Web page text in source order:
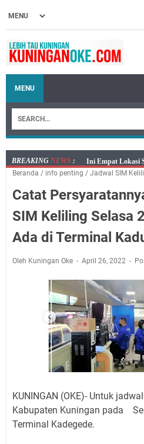
MENU
BREAKING NEWS :
Jumat 7 Agustus
Kecamatan
Embun Pagi
Kelaparan
Salat Lima Waktu
Jadwal Salat
Nobar Final Piala
Sangat Seru
Warga Mulai
Polres Kuningan
12 Ribu Liter
Uniku Jadi Tuan
Dokumen SPMI
Info Sembako di
Agustus 2026,
Agenda Kegiatan
Beranda / info penting / Jadwal SIM
Catat
SIM Keliling Selasa
Ada di Terminal
Oleh Kuningan Oke April 26, 2022
KUNINGAN (OKE)- Untuk
Kabupaten Kuningan pada
Terminal Kadegede.